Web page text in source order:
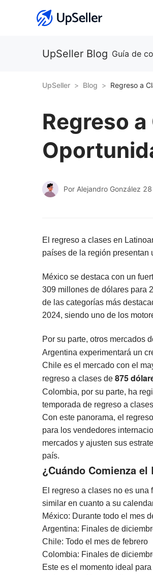
UpSeller Blog Guía de
UpSeller Blog
Regreso
Por Alejandro González
El regreso a clases en
países de la región presentan
México se destaca con un
309 millones de dólares para
de las categorías más
2024, siendo uno de los
Por su parte, otros mercados
Argentina experimentará un
Chile es el mercado con el
regreso a clases de 875
Colombia, por su parte, ha
temporada de regreso a
Con este panorama, el
para los vendedores
mercados y ajusten sus
país.
¿Cuándo Comienza el
El regreso a clases no es
similar en cuanto a su
México: Durante todo el mes
Argentina: Finales de
Chile: Todo el mes de febrero
Colombia: Finales de
Este es el momento ideal